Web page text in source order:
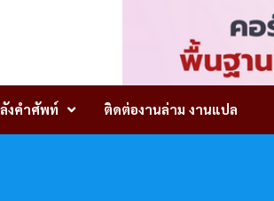
งคำศัพท์ ติดต่องานล่าม งานแปล